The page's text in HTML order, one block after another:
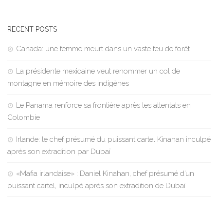
RECENT POSTS
Canada: une femme meurt dans un vaste feu de forêt
La présidente mexicaine veut renommer un col de
montagne en mémoire des indigènes
Le Panama renforce sa frontière après les attentats en
Colombie
Irlande: le chef présumé du puissant cartel Kinahan inculpé
après son extradition par Dubaï
«Mafia irlandaise» : Daniel Kinahan, chef présumé d’un
puissant cartel, inculpé après son extradition de Dubaï